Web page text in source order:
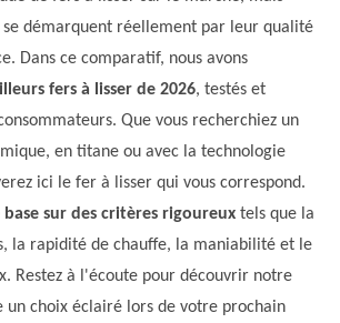
se démarquent réellement par leur qualité
Dans ce comparatif, nous avons
fers à lisser de 2026, testés et
Que vous recherchiez un
en titane ou avec la technologie
ici le fer à lisser qui vous correspond.
sur des critères rigoureux tels que la
la rapidité de chauffe, la maniabilité et le
Restez à l'écoute pour découvrir notre
un choix éclairé lors de votre prochain